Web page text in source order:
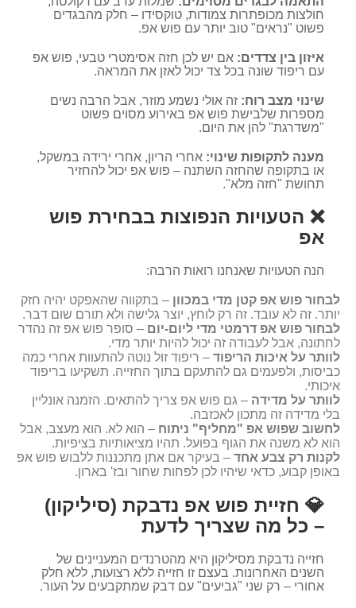
חולצות מכופתרות צמודות, טוקסידו – חלק מהבגדים
פשוט "נראים" טוב יותר עם פוש אפ.
איזון בין צדדים: אם יש לכן חזה אסימטרי טבעי, פוש אפ
עם ריפוד שונה בכל צד יכול לאזן את המראה.
שינוי מצב רוח: זה אולי נשמע מוזר, אבל הרבה נשים
מספרות שלבישת פוש אפ באירוע מסוים פשוט
"משדרגת" להן את היום.
מענה לתקופות שינוי: אחרי הריון, אחרי ירידה במשקל,
או בתקופה שהחזה השתנה – פוש אפ יכול להחזיר
תחושת "חזה מלא".
❌ הטעויות הנפוצות בבחירת פוש
אפ
הנה הטעויות שאנחנו רואות הרבה:
לבחור פוש אפ קטן מדי במכוון – בתקווה שהאפקט יהיה חזק
יותר. זה לא עובד. זה רק לוחץ, יוצר גלישה ולא תורם שום דבר.
לבחור פוש אפ דרמטי מדי ליום-יום – סופר פוש אפ זה נהדר
לחתונה, אבל לעבודה זה יכול להיות יותר מדי.
לוותר על איכות הריפוד – ריפוד זול נוטה להתעוות אחרי כמה
כביסות, ולפעמים גם להתעקם בתוך החזייה. תשקיעו בריפוד
איכותי.
לוותר על מדידה – גם פוש אפ צריך להתאים. הזמנה אונליין
בלי מדידה זה מתכון לאכזבה.
לחשוב שפוש אפ "מחליף" ניתוח – הוא לא. הוא מעצב, אבל
הוא לא משנה את הגוף בפועל. תהיו מציאותיות בציפיות.
לקנות רק צבע אחד – בעיקר אם אתן מתכננות ללבוש פוש אפ
באופן קבוע, כדאי שיהיו לכן לפחות שחור ובז' בארון.
💎 חזיית פוש אפ נדבקת (סיליקון)
– כל מה שצריך לדעת
חזייה נדבקת מסיליקון היא מהטרנדים המעניינים של
השנים האחרונות. בעצם זו חזייה ללא רצועות, ללא חלק
אחורי – רק שני "גביעים" עם דבק שמתקבעים על העור.